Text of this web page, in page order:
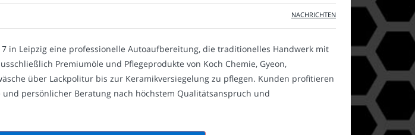
NACHRICHTEN
in Leipzig eine professionelle Autoaufbereitung, die traditionelles Handwerk mit
Premiumöle und Pflegeprodukte von Koch Chemie, Gyeon,
über Lackpolitur bis zur Keramikversiegelung zu pflegen. Kunden profitieren
persönlicher Beratung nach höchstem Qualitätsanspruch und